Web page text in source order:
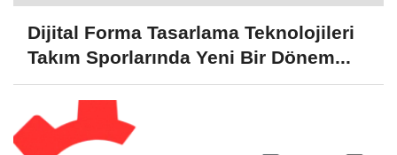
Dijital Forma Tasarlama Teknolojileri
Takım Sporlarında Yeni Bir Dönem...